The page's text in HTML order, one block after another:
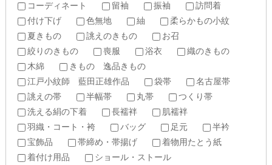
コーディネート 留袖 振袖
訪問着
付け下げ
色無地 紬
柔らかもの小紋
夏きもの
誂えのきもの
お召
絞りのきもの
喪服 浴衣
織のきもの
木綿
きもの 逸品きもの
江戸小紋師 藍田正雄作品
袋帯
名古屋帯
誂えの帯
半幅帯 丸帯
つくり帯
洗える絹の下着
長襦袢
肌襦袢
羽織・コート・袴
バッグ 足元
半衿
宝飾品
帯締め・帯揚げ
着物用たとう紙
着付け用品
ショール・ストール